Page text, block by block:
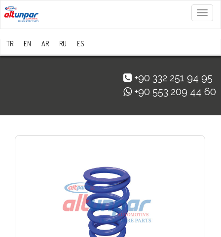
Menü
TR EN AR RU ES
+90 332 251 94 95
+90 553 209 44 60